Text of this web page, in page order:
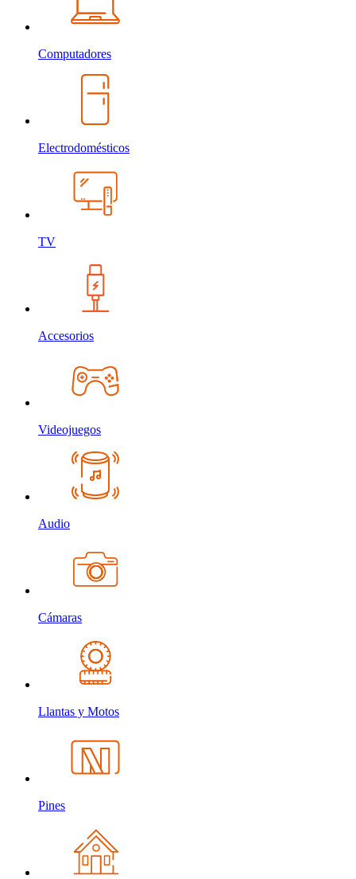
Computadores
Electrodomésticos
TV
Accesorios
Videojuegos
Audio
Cámaras
Llantas y Motos
Pines